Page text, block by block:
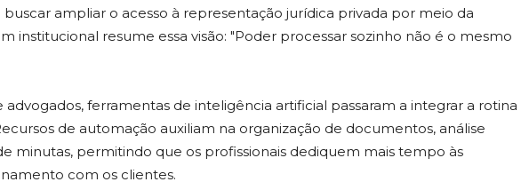
ampliar o acesso à representação jurídica privada por meio da
institucional resume essa visão: "Poder processar sozinho não é o mesmo
ferramentas de inteligência artificial passaram a integrar a rotina
de automação auxiliam na organização de documentos, análise
minutas, permitindo que os profissionais dediquem mais tempo às
com os clientes.